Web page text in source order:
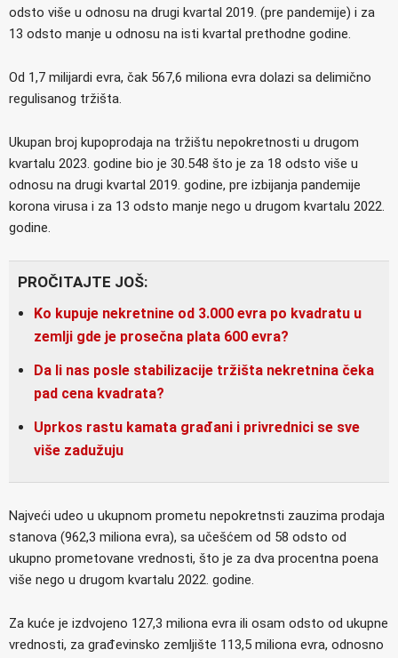
odsto više u odnosu na drugi kvartal 2019. (pre pandemije) i za
13 odsto manje u odnosu na isti kvartal prethodne godine.
Od 1,7 milijardi evra, čak 567,6 miliona evra dolazi sa delimično
regulisanog tržišta.
Ukupan broj kupoprodaja na tržištu nepokretnosti u drugom
kvartalu 2023. godine bio je 30.548 što je za 18 odsto više u
odnosu na drugi kvartal 2019. godine, pre izbijanja pandemije
korona virusa i za 13 odsto manje nego u drugom kvartalu 2022.
godine.
PROČITAJTE JOŠ:
Ko kupuje nekretnine od 3.000 evra po kvadratu u
zemlji gde je prosečna plata 600 evra?
Da li nas posle stabilizacije tržišta nekretnina čeka
pad cena kvadrata?
Uprkos rastu kamata građani i privrednici se sve
više zadužuju
Najveći udeo u ukupnom prometu nepokretnsti zauzima prodaja
stanova (962,3 miliona evra), sa učešćem od 58 odsto od
ukupno prometovane vrednosti, što je za dva procentna poena
više nego u drugom kvartalu 2022. godine.
Za kuće je izdvojeno 127,3 miliona evra ili osam odsto od ukupne
vrednosti, za građevinsko zemljište 113,5 miliona evra, odnosno